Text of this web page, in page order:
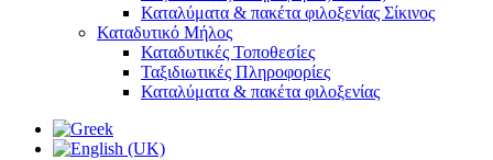
Καταλύματα & πακέτα φιλοξενίας Σίκινος
Καταδυτικό Μήλος
Καταδυτικές Τοποθεσίες
Ταξιδιωτικές Πληροφορίες
Καταλύματα & πακέτα φιλοξενίας